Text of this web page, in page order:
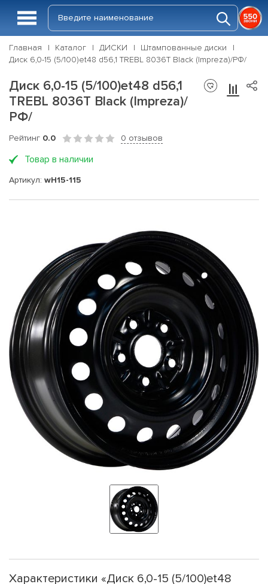
Главная Каталог ДИСКИ
Штампованные диски
Диск 6,0-15 (5/100)et48 d56,1 TREBL 8036T Black (Impreza)/РФ/
Диск 6,0-15 (5/100)et48 d56,1
TREBL 8036T Black (Impreza)/
РФ/
Рейтинг 0.0 0 отзывов
Товар в наличии
Артикул: wH15-115
Характеристики «Диск 6,0-15 (5/100)et48